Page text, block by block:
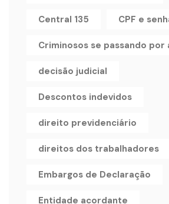
Central 135 CPF e
Criminosos se passando por
decisão judicial
Descontos indevidos
direito previdenciário
direitos dos trabalhadores
Embargos de Declaração
Entidade acordante